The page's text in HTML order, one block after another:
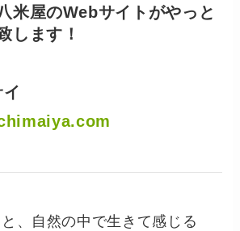
米屋のWebサイトがやっと
します！
、自然の中で生きて感じる